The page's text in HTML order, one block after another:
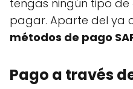
tengas ningún tipo
pagar. Aparte del ya
métodos de pago
Pago a través